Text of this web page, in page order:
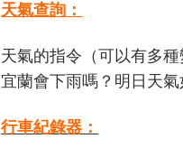
天氣查詢：
天氣的指令（可以有多
宜蘭會下雨嗎？明日天氣
行車紀錄器：